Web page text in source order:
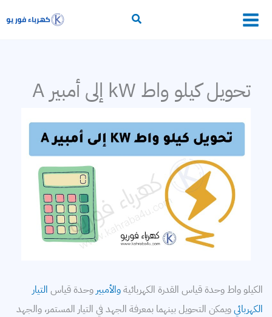
تحويل كيلو واط kW إلى أمبير A
الكيلو واط وحدة قياس القدرة الكهربائيةوالأمبير وحدة قياس التيار
الكهربائيويمكن التحويل بينهما بمعرفة الجهد في التيار المستمر، والجهد
محولات
وقاية وتحكم
إلكترونيات القدرة
برامج حسابات كهربائية
التمديدات الكهربائية
خطوط النقل
معامل القدرة